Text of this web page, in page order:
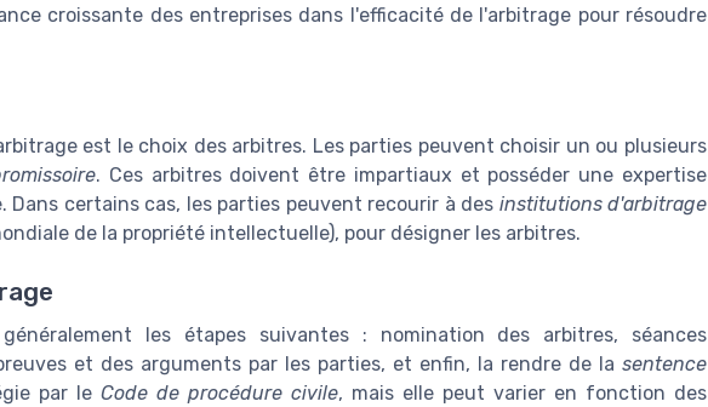
croissante des entreprises dans l'efficacité de l'arbitrage pour résoudre
est le choix des arbitres. Les parties peuvent choisir un ou plusieurs
. Ces arbitres doivent être impartiaux et posséder une expertise
certains cas, les parties peuvent recourir à des institutions d'arbitrage
de la propriété intellectuelle), pour désigner les arbitres.
les étapes suivantes : nomination des arbitres, séances
et des arguments par les parties, et enfin, la rendre de la sentence
par le Code de procédure civile, mais elle peut varier en fonction des